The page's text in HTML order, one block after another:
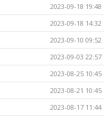
2023-09-18 19:48
2023-09-18 14:32
2023-09-10 09:52
2023-09-03 22:57
2023-08-25 10:45
2023-08-21 10:45
2023-08-17 11:44